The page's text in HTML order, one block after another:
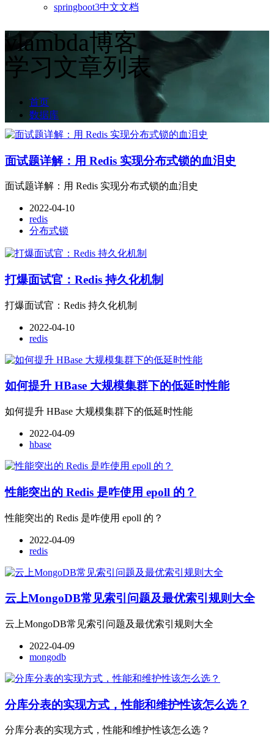
springboot3中文文档
vlambda博客
学习文章列表
首页
数据库
面试题详解：用 Redis 实现分布式锁的血泪史
面试题详解：用 Redis 实现分布式锁的血泪史
2022-04-10
redis
分布式锁
打爆面试官：Redis 持久化机制
打爆面试官：Redis 持久化机制
2022-04-10
redis
如何提升 HBase 大规模集群下的低延时性能
如何提升 HBase 大规模集群下的低延时性能
2022-04-09
hbase
性能突出的 Redis 是咋使用 epoll 的？
性能突出的 Redis 是咋使用 epoll 的？
2022-04-09
redis
云上MongoDB常见索引问题及最优索引规则大全
云上MongoDB常见索引问题及最优索引规则大全
2022-04-09
mongodb
分库分表的实现方式，性能和维护性该怎么选？
分库分表的实现方式，性能和维护性该怎么选？